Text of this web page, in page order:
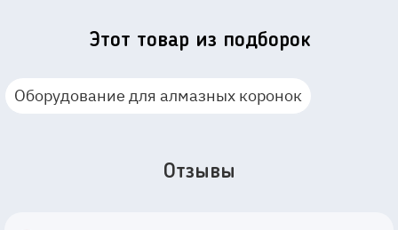
Этот товар из подборок
Оборудование для алмазных коронок
Отзывы